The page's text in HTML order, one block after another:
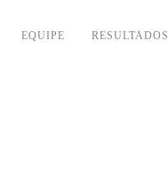
EQUIPE RESULTADOS